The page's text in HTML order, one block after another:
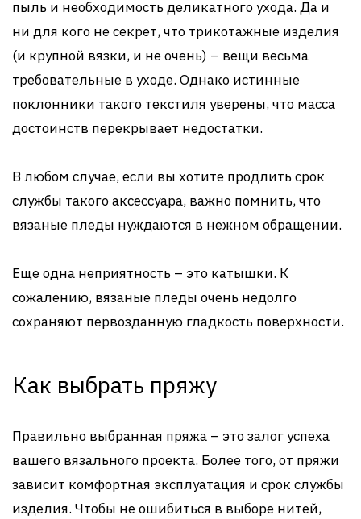
пыль и необходимость деликатного ухода. Да и
ни для кого не секрет, что трикотажные изделия
(и крупной вязки, и не очень) – вещи весьма
требовательные в уходе. Однако истинные
поклонники такого текстиля уверены, что масса
достоинств перекрывает недостатки.
В любом случае, если вы хотите продлить срок
службы такого аксессуара, важно помнить, что
вязаные пледы нуждаются в нежном обращении.
Еще одна неприятность – это катышки. К
сожалению, вязаные пледы очень недолго
сохраняют первозданную гладкость поверхности.
Как выбрать пряжу
Правильно выбранная пряжа – это залог успеха
вашего вязального проекта. Более того, от пряжи
зависит комфортная эксплуатация и срок службы
изделия. Чтобы не ошибиться в выборе нитей,